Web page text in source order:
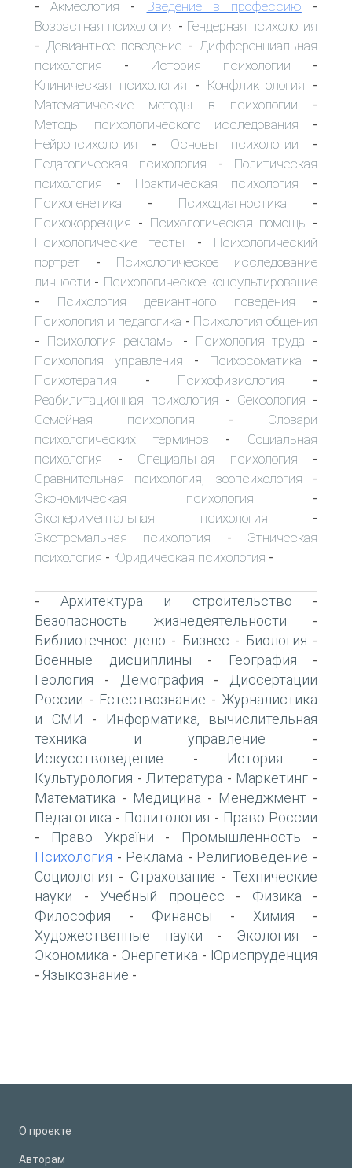
-Акмеология - Введение в профессию -
Возрастная психология - Гендерная психология
- Девиантное поведение - Дифференциальная
психология - История психологии -
Клиническая психология - Конфликтология -
Математические методы в психологии -
Методы психологического исследования -
Нейропсихология - Основы психологии -
Педагогическая психология - Политическая
психология - Практическая психология -
Психогенетика - Психодиагностика -
Психокоррекция - Психологическая помощь -
Психологические тесты - Психологический
портрет - Психологическое исследование
личности - Психологическое консультирование
- Психология девиантного поведения -
Психология и педагогика - Психология общения
- Психология рекламы - Психология труда -
Психология управления - Психосоматика -
Психотерапия - Психофизиология -
Реабилитационная психология - Сексология -
Семейная психология - Словари
психологических терминов - Социальная
психология - Специальная психология -
Сравнительная психология, зоопсихология -
Экономическая психология -
Экспериментальная психология -
Экстремальная психология - Этническая
психология - Юридическая психология -
- Архитектура и строительство -
Безопасность жизнедеятельности -
Библиотечное дело - Бизнес - Биология -
Военные дисциплины - География -
Геология - Демография -
Диссертации
России - Естествознание - Журналистика
и СМИ -
Информатика, вычислительная
техника и управление -
Искусствоведение - История -
Культурология - Литература - Маркетинг -
Математика - Медицина - Менеджмент -
Педагогика - Политология - Право России
- Право України - Промышленность -
Психология - Реклама - Религиоведение -
Социология - Страхование - Технические
науки - Учебный процесс - Физика -
Философия - Финансы - Химия -
Художественные науки - Экология -
Экономика - Энергетика - Юриспруденция
- Языкознание -
О проекте
Авторам